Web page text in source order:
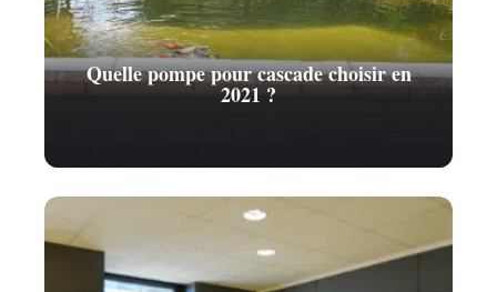
Quelle pompe pour cascade choisir en
2021 ?